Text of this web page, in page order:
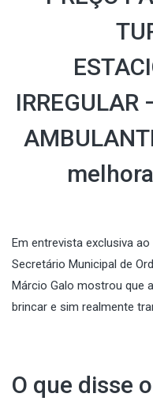
IRREGULAR
Em entrevista exclusiva
Secretário Municipal de
Márcio Galo mostrou que
brincar e sim realmente
O que disse